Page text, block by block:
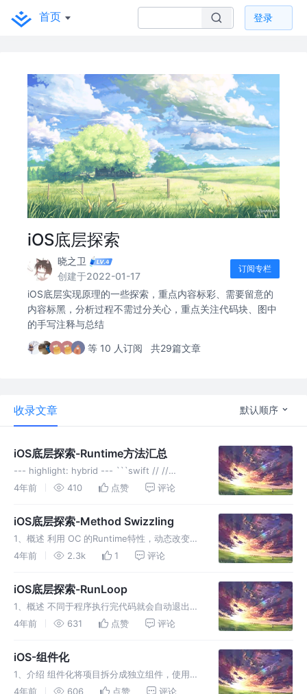
首页 登录
iOS底层探索
晓之卫
创建于2022-01-17
订阅专栏
iOS底层实现原理的一些探索，重点内容标彩、需要留意的
内容标黑，分析过程不需过分关心，重点关注代码块、图中
的手写注释与总结
等 10 人订阅 共29篇文章
收录文章 默认顺序
iOS底层探索-Runtime方法汇总
--- highlight: hybrid --- ```swift // //
ViewController.m // Runtime // #import
4年前 410 点赞 评论
iOS底层探索-Method Swizzling
1、概述 利用 OC 的Runtime特性，动态改变
SEL（方法编号）和IMP（方法实现）的对应关
于OC方法 1.1、关系类比 类比关系为书的目录
4年前 2.3k 1 评论
iOS底层探索-RunLoop
1、概述 不同于程序执行完代码就会自动退出，
App 启动后要保持运行状态，当用户使用某些
需要一个机制，让程序不退出并随时处理事件
这种模型通常被称作Event
4年前 631 点赞 评论
iOS-组件化
1、介绍 组件化将项目拆分成独立组件，使用特
定通讯方式来解耦 1.1、组件化优点 解耦 模块复
4年前 606 点赞 评论